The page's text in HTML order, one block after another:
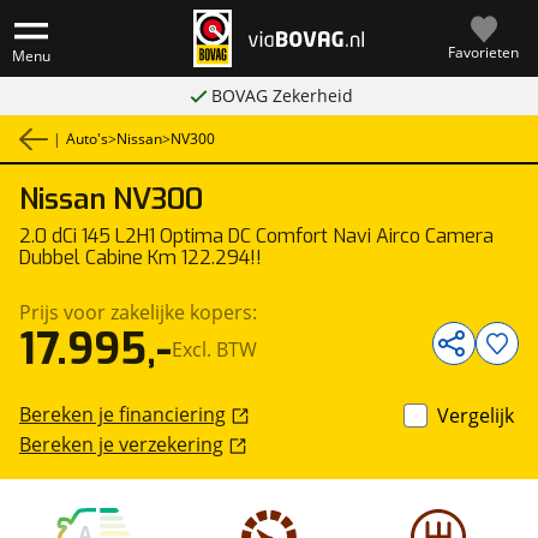
Menu Favorieten
BOVAG Zekerheid
| Auto's>Nissan>NV300
Nissan NV300
2.0 dCi 145 L2H1 Optima DC Comfort Navi Airco Camera
Dubbel Cabine Km 122.294!!
Bedrijfswagen
Prijs voor zakelijke kopers:
17.995,-Excl. BTW
Bereken je financiering
Bereken je verzekering
Vergelijk